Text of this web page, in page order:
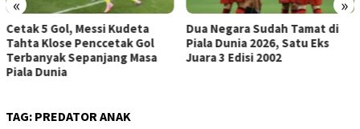
« »
Dua Negara Sudah Tamat di
Piala Dunia 2026, Satu Eks
Juara 3 Edisi 2002
Hattrick, Messi Top Score
(Sementara) Pildun
TAG: PREDATOR ANAK